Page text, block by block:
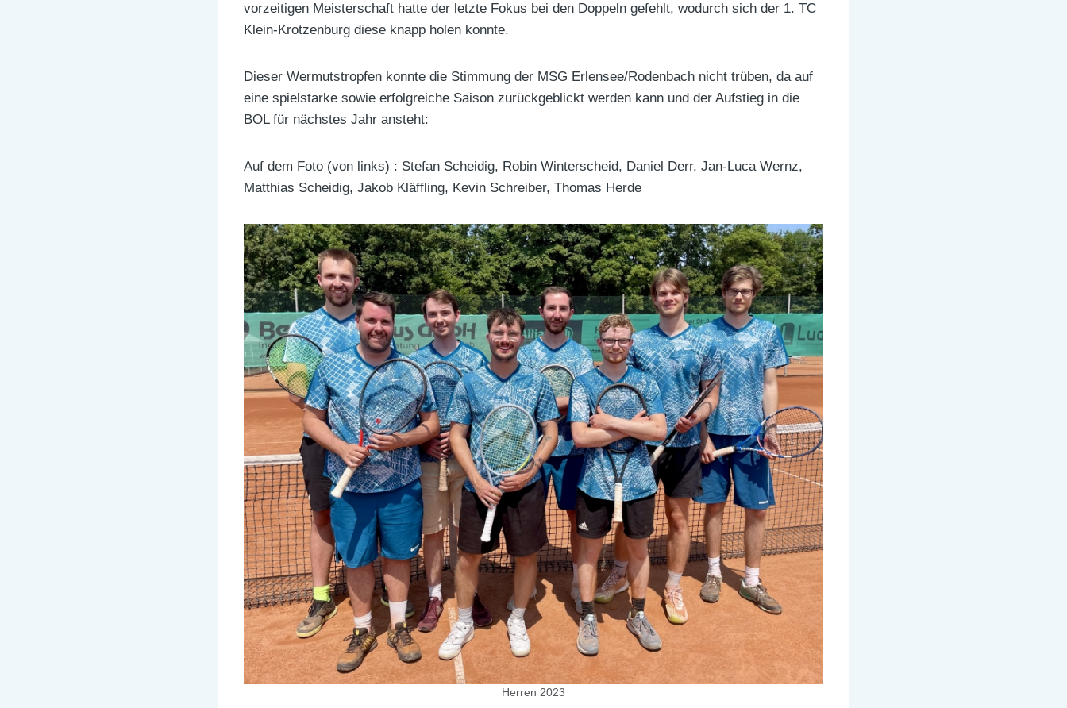
vorzeitigen Meisterschaft hatte der letzte Fokus bei den Doppeln gefehlt, wodurch sich der 1. TC
Klein-Krotzenburg diese knapp holen konnte.
Dieser Wermutstropfen konnte die Stimmung der MSG Erlensee/Rodenbach nicht trüben, da auf
eine spielstarke sowie erfolgreiche Saison zurückgeblickt werden kann und der Aufstieg in die
BOL für nächstes Jahr ansteht:
Auf dem Foto (von links) : Stefan Scheidig, Robin Winterscheid, Daniel Derr, Jan-Luca Wernz,
Matthias Scheidig, Jakob Kläffling, Kevin Schreiber, Thomas Herde
Herren 2023